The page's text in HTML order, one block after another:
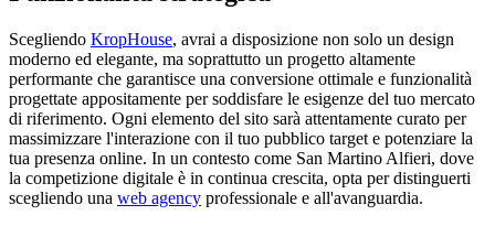
Scegliendo KropHouse, avrai a disposizione non solo un design
moderno ed elegante, ma soprattutto un progetto altamente
performante che garantisce una conversione ottimale e funzionalità
progettate appositamente per soddisfare le esigenze del tuo mercato
di riferimento. Ogni elemento del sito sarà attentamente curato per
massimizzare l'interazione con il tuo pubblico target e potenziare la
tua presenza online. In un contesto come San Martino Alfieri, dove
la competizione digitale è in continua crescita, opta per distinguerti
scegliendo una web agency professionale e all'avanguardia.